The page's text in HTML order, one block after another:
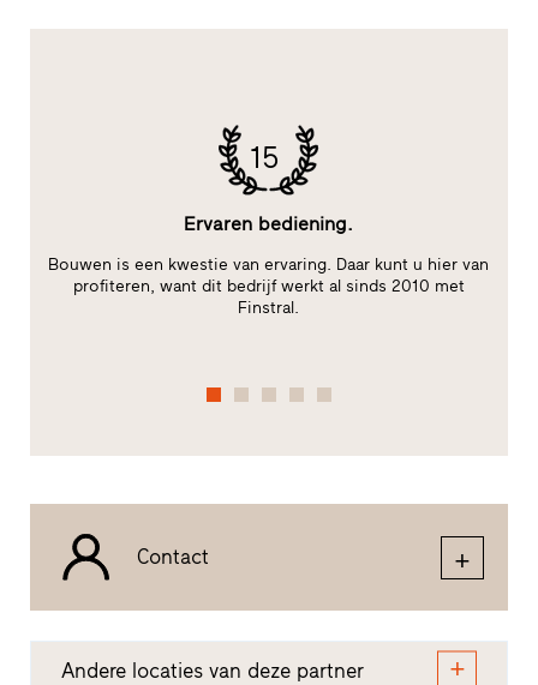
15
Ervaren bediening.
Bouwen is een kwestie van ervaring. Daar kunt u hier van
profiteren, want dit bedrijf werkt al sinds 2010 met
Finstral.
Contact
Andere locaties van deze partner